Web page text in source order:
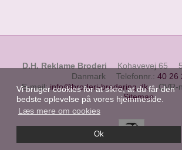
Vi bruger cookies for at sikre, at du får den
bedste oplevelse på vores hjemmeside.
Læs mere om cookies
Ok
D.H. Reklame Broderi Kohavevej 65
Danmark
Telefonnr. : 40 26
E-mail: info@broderi-brodering.dk CVR-
Sitemap